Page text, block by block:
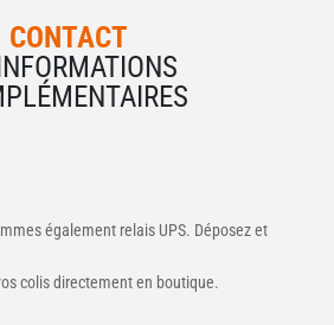
CONTACT
également relais UPS. Déposez et
colis directement en boutique.